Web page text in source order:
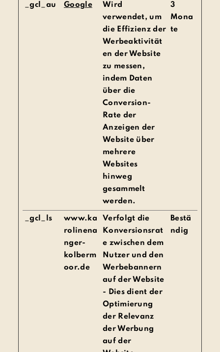
_gcl_au Google
Wird
verwendet, um
die Effizienz der
Werbeaktivität
en der Website
zu messen,
indem Daten
über die
Conversion-
Rate der
Anzeigen der
Website über
mehrere
Websites
hinweg
gesammelt
werden.
3
Mona
te
_gcl_ls
www.ka
rolinena
nger-
kolberm
oor.de
Verfolgt die
Konversionsrat
e zwischen dem
Nutzer und den
Werbebannern
auf der Website
- Dies dient der
Optimierung
der Relevanz
der Werbung
auf der
Bestä
ndig